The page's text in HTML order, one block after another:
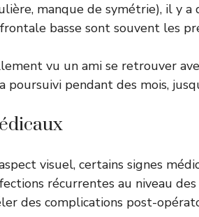
manque de symétrie), il y a
basse sont souvent les
vu un ami se retrouver
poursuivi pendant des mois,
visuel, certains signes
récurrentes au niveau
des complications post-